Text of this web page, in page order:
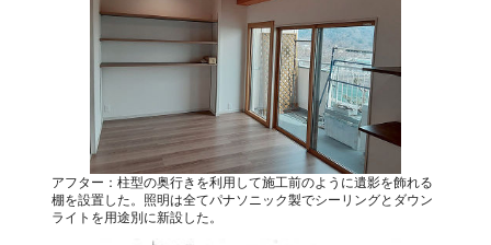
アフター：柱型の奥行きを利用して施工前のように遺影を飾れる
棚を設置した。照明は全てパナソニック製でシーリングとダウン
ライトを用途別に新設した。